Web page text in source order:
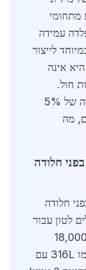
מתחומי
עמידה
לייצור
אינה
חול.
בהשוואה לשנים קודמות, נצפתה ירידה של 5%
מה
חלודה
בפני חלודה
נעים בין 12,500 שקלים לטון עבור
לוחות סטנדרטיים בעובי 3 מ"מ ועד 18,000
שקלים לטון עבור גרסאות מיוחדות כמו 316L עם